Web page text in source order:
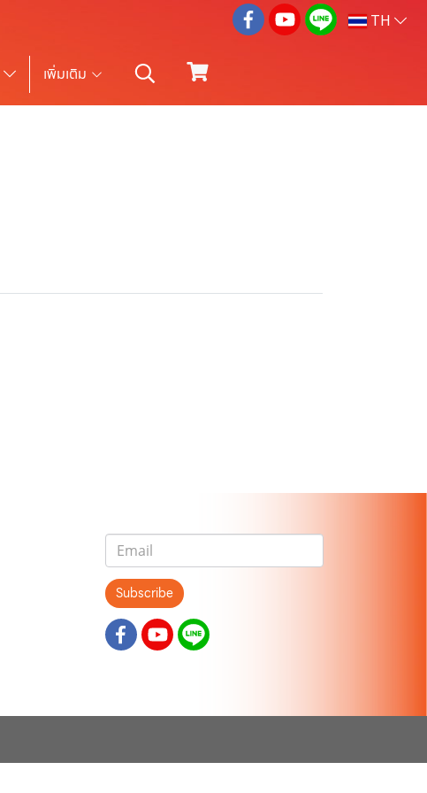
TH
เพิ่มเติม
Subscribe